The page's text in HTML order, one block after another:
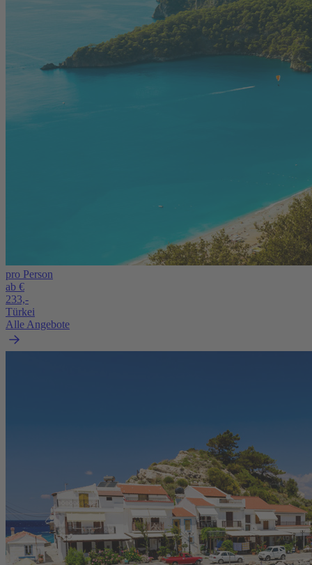
pro Person
ab €
233,-
Türkei
Alle Angebote